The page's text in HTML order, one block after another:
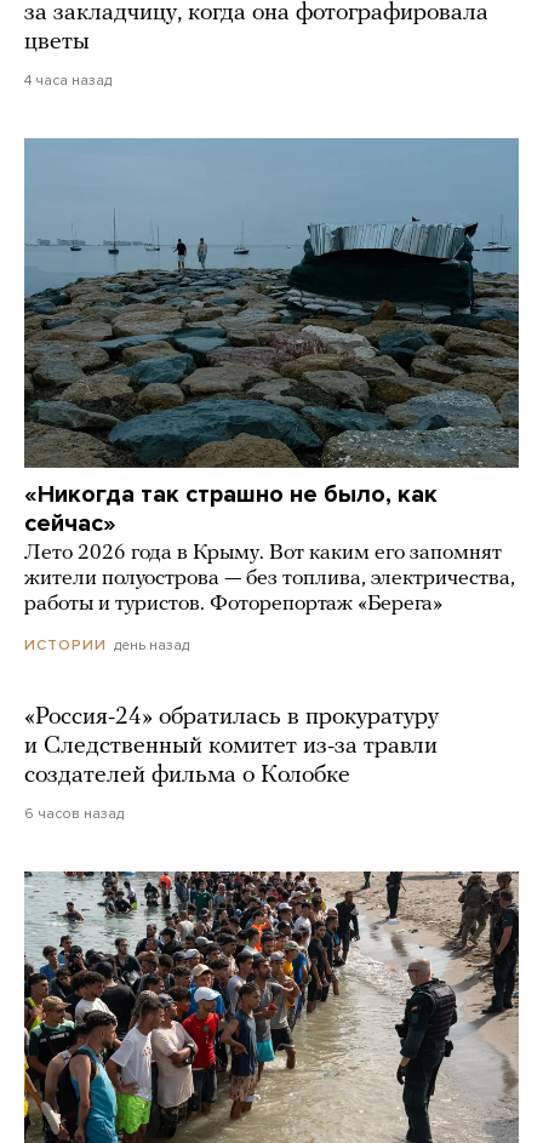
за закладчицу, когда она фотографировала
цветы
4 часа назад
«Никогда так страшно не было, как
сейчас»
Лето 2026 года в Крыму. Вот каким его запомнят
жители полуострова — без топлива, электричества,
работы и туристов. Фоторепортаж «Берега»
ИСТОРИИ день назад
«Россия-24» обратилась в прокуратуру
и Следственный комитет из-за травли
создателей фильма о Колобке
6 часов назад